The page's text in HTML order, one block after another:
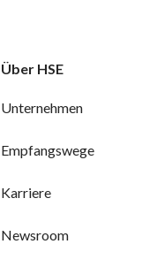
Über HSE
Unternehmen
Empfangswege
Karriere
Newsroom